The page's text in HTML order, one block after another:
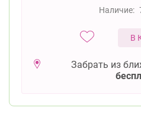
Наличие:
В
Забрать из